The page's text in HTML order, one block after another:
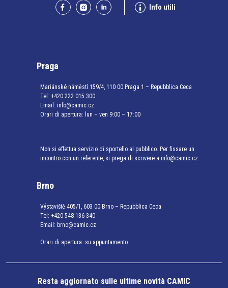
Info utili
Praga
Mariánské náměstí 159/4, 110 00 Praga 1 – Repubblica Ceca
Tel: +420 222 015 300
Email: info@camic.cz
Orari di apertura: lun – ven 9:00 – 17:00
Non si effettua servizio di sportello al pubblico. Per fissare un
incontro con un referente, si prega di scrivere a info@camic.cz
Brno
Výstaviště 405/1, 603 00 Brno – Repubblica Ceca
Tel: +420 548 136 340
Email: brno@camic.cz
Orari di apertura: su appuntamento
Resta aggiornato sulle ultime novità CAMIC